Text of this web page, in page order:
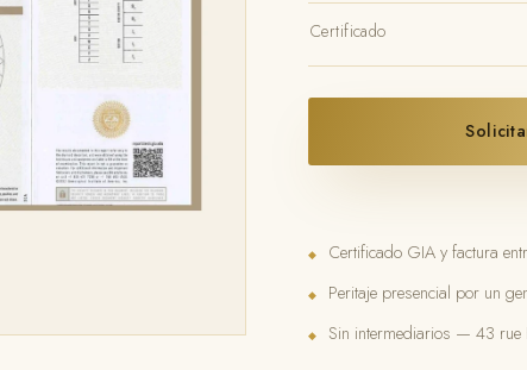
Certificado
◆ Certificado GIA y factura
◆ Peritaje presencial por un
◆ Sin intermediarios — 43 rue